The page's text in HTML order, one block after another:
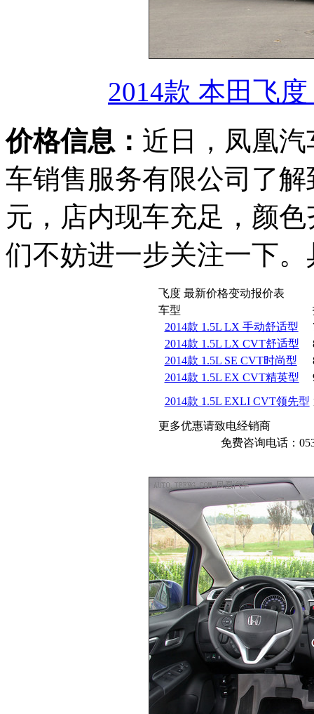
2014款 本田飞
价格信息： 近日，凤凰
车销售服务有限公司了
元，店内现车充足，颜
们不妨进一步关注一下
飞度 最新价格变动报价表
车型
2014款 1.5L LX 手动舒适型
2014款 1.5L LX CVT舒适型
2014款 1.5L SE CVT时尚型
2014款 1.5L EX CVT精英型
2014款 1.5L EXLI CVT领先型
更多优惠请致电经销商
免费咨询电话：